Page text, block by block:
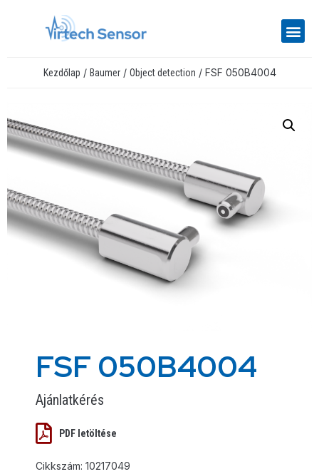
Kezdőlap / Baumer/ Object detection / FSF 050B4004
FSF 050B4004
Ajánlatkérés
PDF letöltése
Cikkszám: 10217049